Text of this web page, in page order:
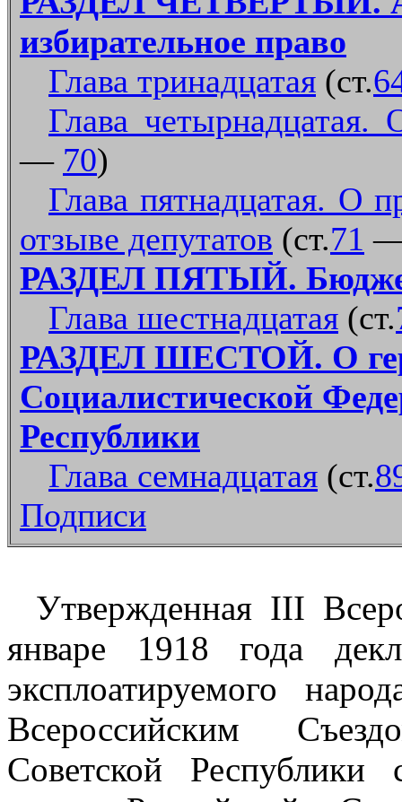
избирательное право
Глава тринадцатая (ст.
Глава четырнадцатая.
— 70)
Глава пятнадцатая. О
отзыве депутатов (ст.71
РАЗДЕЛ ПЯТЫЙ.
Глава шестнадцатая (ст.
РАЗДЕЛ ШЕСТОЙ. О
Социалистической
Республики
Глава семнадцатая (ст.
Подписи
Утвержденная III
январе 1918 года
эксплоатируемого
Всероссийским
Советской Республики